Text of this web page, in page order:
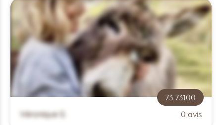
73 73100
Véronique G
0 avis